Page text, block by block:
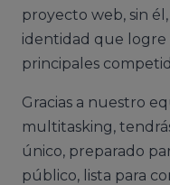
proyecto web, sin
identidad que
principales
Gracias a nuestro
multitasking,
único, preparado
público, lista para